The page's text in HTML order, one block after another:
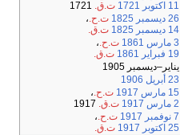
11 اكتوبر
1721 ت.ق.
26 ديسمبر 1825 ت.ح.،
14 ديسمبر
1825 ت.ق.
3 مارس 1861 ت.ح.،
19 فبراير
1861 ت.ق.
يناير–ديسمبر 1905
23 أبريل
1906
15 مارس 1917 ت.ح.،
2 مارس
1917 ت.ق.
7 نوفمبر 1917 ت.ح.،
25 اكتوبر
1917 ت.ق.